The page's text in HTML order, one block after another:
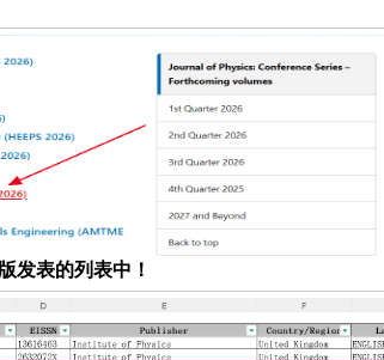
发表的列表中！